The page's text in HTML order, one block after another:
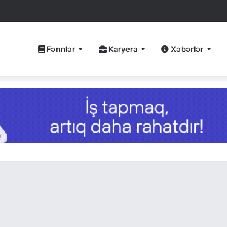
Fənnlər Karyera Xəbərlər